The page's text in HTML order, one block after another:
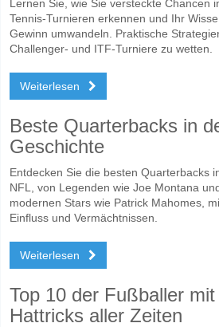
Lernen Sie, wie Sie versteckte Chancen
Tennis-Turnieren erkennen und Ihr
Gewinn umwandeln. Praktische
Challenger- und ITF-Turniere zu wetten.
Weiterlesen
Beste Quarterbacks in
Geschichte
Entdecken Sie die besten Quarterbacks
NFL, von Legenden wie Joe Montana
modernen Stars wie Patrick Mahomes,
Einfluss und Vermächtnissen.
Weiterlesen
Top 10 der Fußballer
Hattricks aller Zeiten